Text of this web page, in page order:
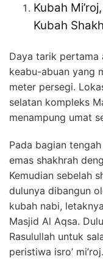
Kubah
Kubah
Daya tarik pertama
keabu-abuan yang
meter persegi.
selatan kompleks
menampung umat
Pada bagian
emas shakhrah
Kemudian sebelah
dulunya dibangun
kubah nabi,
Masjid Al Aqsa.
Rasulullah untuk
peristiwa isro’ mi’roj.